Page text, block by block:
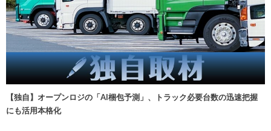
【独自】オープンロジの「AI梱包予測」、トラック必要台数の迅速把握
にも活用本格化